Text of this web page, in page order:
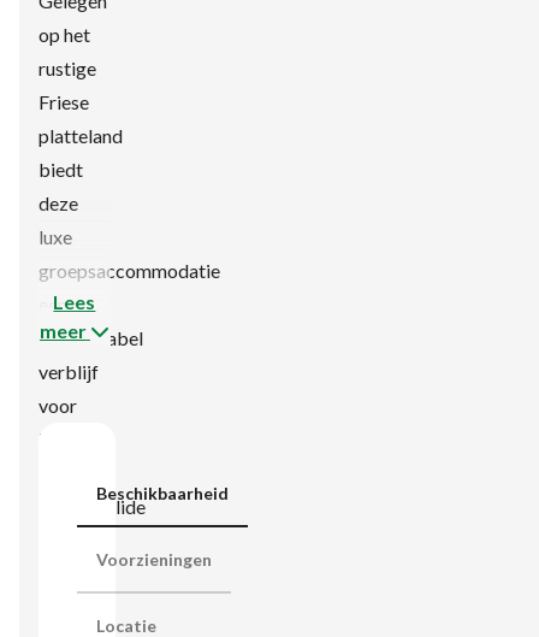
op het
rustige
Friese
platteland
biedt
deze
luxe
groepsaccommodatie
een
comfortabel
verblijf
voor
iedereen,
mindervalide
Lees
meer
Beschikbaarheid
Voorzieningen
Locatie